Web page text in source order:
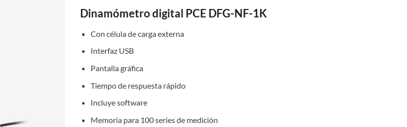
Dinamómetro digital PCE DFG-NF-1K
Con célula de carga externa
Interfaz USB
Pantalla gráfica
Tiempo de respuesta rápido
Incluye software
Memoria para 100 series de medición